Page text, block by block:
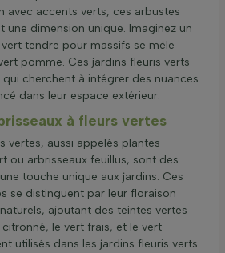
avec accents verts, ces arbustes
une dimension unique. Imaginez un
tendre pour massifs se mêle
pomme. Ces jardins fleuris verts
cherchent à intégrer des nuances
dans leur espace extérieur.
à fleurs vertes
vertes, aussi appelés plantes
ou arbrisseaux feuillus, sont des
touche unique aux jardins. Ces
se distinguent par leur floraison
ajoutant des teintes vertes
le vert frais, et le vert
utilisés dans les jardins fleuris verts